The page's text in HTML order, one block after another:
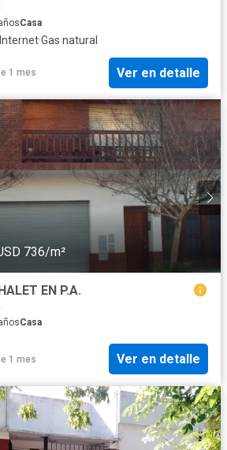
Casa
Internet·Gas natural
1 mes Ver en detalle
736/m²
EN P.A.
Casa
1 mes Ver en detalle